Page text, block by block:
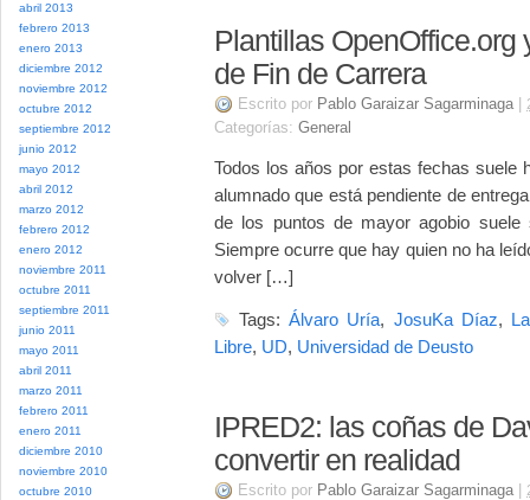
abril 2013
febrero 2013
enero 2013
diciembre 2012
noviembre 2012
octubre 2012
septiembre 2012
junio 2012
mayo 2012
abril 2012
marzo 2012
febrero 2012
enero 2012
noviembre 2011
octubre 2011
septiembre 2011
junio 2011
mayo 2011
abril 2011
marzo 2011
febrero 2011
enero 2011
diciembre 2010
noviembre 2010
octubre 2010
Plantillas OpenOffice.org
de Fin de Carrera
Escrito por Pablo Garaizar Sagarminaga
Categorías: General
Todos los años por estas fechas suele
alumnado que está pendiente de
de los puntos de mayor agobio
Siempre ocurre que hay quien no ha
volver […]
Tags:Álvaro Uría, JosuKa Díaz,
Libre, UD, Universidad de Deusto
IPRED2: las coñas de
convertir en realidad
Escrito por Pablo Garaizar Sagarminaga